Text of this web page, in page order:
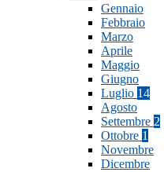
Gennaio
Febbraio
Marzo
Aprile
Maggio
Giugno
Luglio 14
Agosto
Settembre 2
Ottobre 1
Novembre
Dicembre